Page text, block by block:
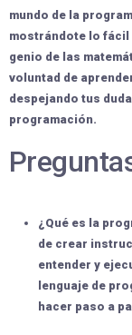
mundo de la
mostrándote lo fácil
genio de las
voluntad de
despejando tus
programación.
¿Qué es la
de crear
entender y
lenguaje de
hacer paso a